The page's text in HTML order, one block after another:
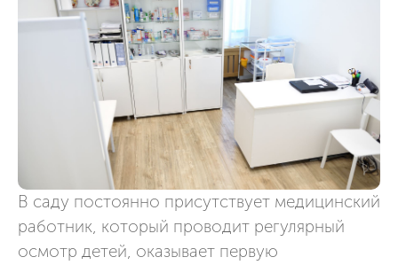
В саду постоянно присутствует медицинский
работник, который проводит регулярный
осмотр детей, оказывает первую